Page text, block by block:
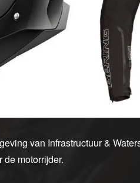
van Infrastructuur &
motorrijder.